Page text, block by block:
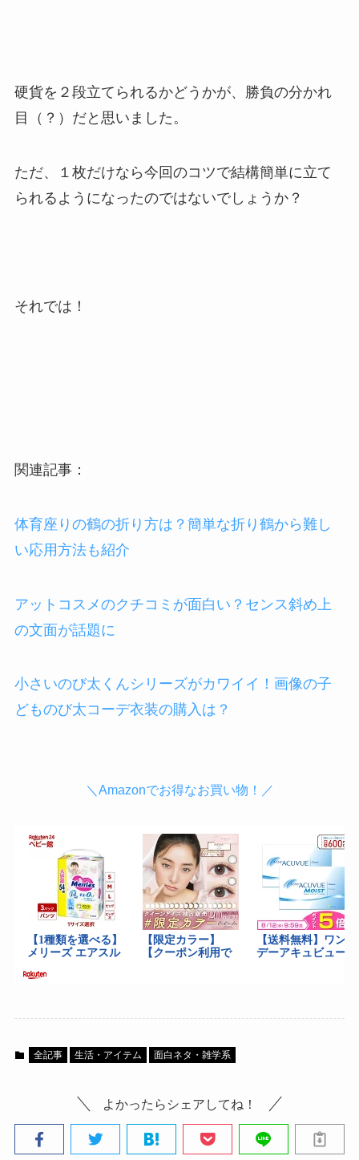
硬貨を２段立てられるかどうかが、勝負の分かれ
目（？）だと思いました。
ただ、１枚だけなら今回のコツで結構簡単に立て
られるようになったのではないでしょうか？
それでは！
関連記事：
体育座りの鶴の折り方は？簡単な折り鶴から難し
い応用方法も紹介
アットコスメのクチコミが面白い？センス斜め上
の文面が話題に
小さいのび太くんシリーズがカワイイ！画像の子
どものび太コーデ衣装の購入は？
＼Amazonでお得なお買い物！／
全記事 生活・アイテム 面白ネタ・雑学系
よかったらシェアしてね！